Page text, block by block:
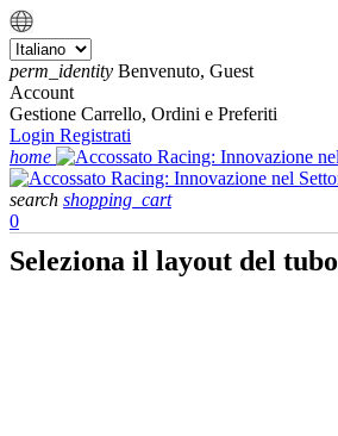
perm_identity Benvenuto, Guest
Account
Gestione Carrello, Ordini e Preferiti
Login Registrati
home
search shopping_cart
0
Seleziona il layout del tubo